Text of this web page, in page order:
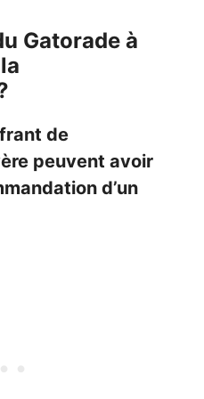
Gatorade à
de
peuvent avoir
d’un